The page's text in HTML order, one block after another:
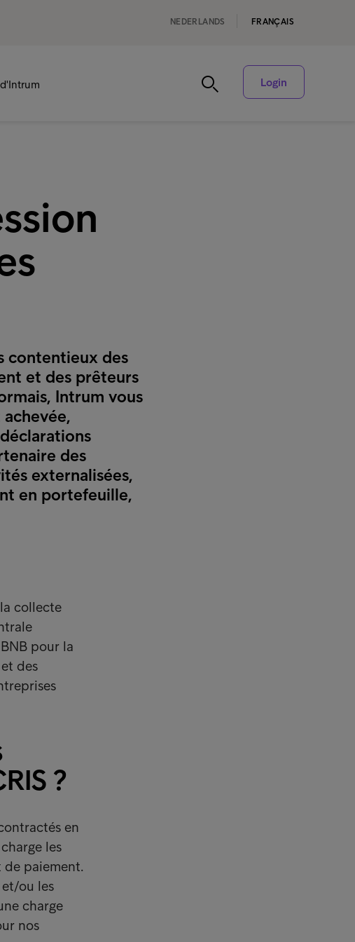
NEDERLANDS FRANÇAIS
Login
contentieux des
et des prêteurs
Intrum vous
des
externalisées,
en portefeuille,
collecte
pour la
des
?
en
les
de paiement.
ou les
charge
nos